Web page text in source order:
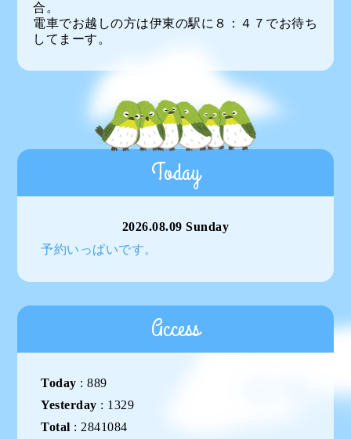
合。
電車でお越しの方は伊東の駅に８：４７でお待ち
してまーす。
Today
2026.08.09 Sunday
予約いっぱいです。
Access
Today :889
Yesterday : 1329
Total : 2841084